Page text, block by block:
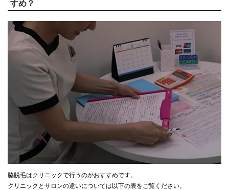
すめ？
脇脱毛はクリニックで行うのがおすすめです。
クリニックとサロンの違いについては以下の表をご覧ください。